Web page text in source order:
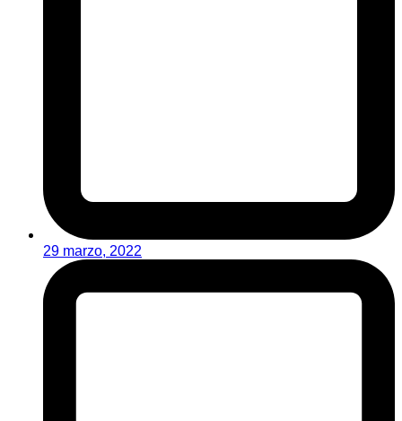
29 marzo, 2022